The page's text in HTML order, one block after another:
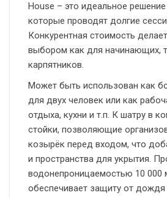
House – это идеальное
которые проводят долгие
Конкурентная стоимость
выбором как для начинающих,
карпятников.
Может быть использован как
для двух человек или как
отдыха, кухни и т.п. К шатру в
стойки, позволяющие
козырёк перед входом, что
и пространства для укрытия.
водонепроницаемостью 10 000
обеспечивает защиту от дождя